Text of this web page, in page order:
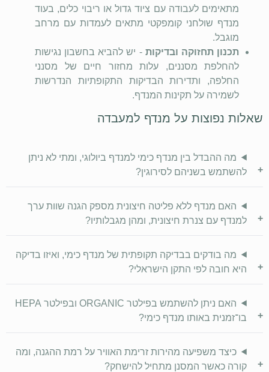
מתאימים לעבודה עם ציוד גדול או ריבוי כלים, בעוד
מנדף שולחני קומפקטי מתאים לעמדות עם מרחב
מוגבל.
תכנון תחזוקה ובדיקות - יש להביא בחשבון נגישות
להחלפת מסננים, עלות מחזור חיים של מסנני
החלפה, ותדירות הבדיקות התקופתיות הנדרשות
לשמירה על תקינות המנדף.
שאלות נפוצות על מנדף למעבדה
+
מה ההבדל בין מנדף כימי למנדף ביולוגי, ומתי לא ניתן
להשתמש בשניהם לסירוגין?
+
האם מנדף ללא פליטה חיצונית מספק הגנה שוות ערך
למנדף עם צנרת חיצונית, ומהן מגבלותיו?
+
מה בודקים בבדיקה תקופתית של מנדף כימי, ואיזו בדיקה
היא חובה לפי התקן הישראלי?
+
האם ניתן להשתמש בפילטר ORGANIC ובפילטר HEPA
בו־זמנית באותו מנדף כימי?
+
כיצד משפיעה מהירות זרימת האוויר על רמת ההגנה, ומה
קורה כאשר המסנן מתחיל להישחק?